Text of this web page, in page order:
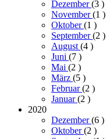
Dezember(3 )
November(1 )
Oktober(1 )
September(2 )
August (4 )
Juni (7 )
Mai (2 )
März (5 )
Februar(2 )
Januar(2 )
2020
Dezember(6 )
Oktober(2 )